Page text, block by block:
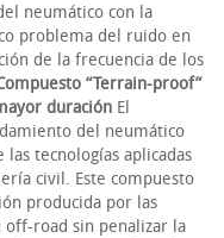
neumático con la
problema del ruido en
de la frecuencia de los
“Terrain-proof”
duración El
del neumático
las tecnologías aplicadas
civil. Este compuesto
producida por las
road sin penalizar la